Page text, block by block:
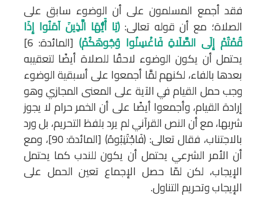
فقد أجمع المسلمون على أن الوضوء سابق على
الصلاة؛ مع أن قوله تعالى: ﴿يَا أَيُّهَا الَّذِينَ آمَنُوا إِذَا
قُمْتُمْ إِلَى الصَّلَاةِ فَاغْسِلُوا وُجُوهَكُمْ﴾
[المائدة: 6]
يحتمل أن يكون الوضوء لاحقًا للصلاة أيضًا لتعقيبه
بعدها بالفاء، لكنهم لمَّا أجمعوا على أسبقية الوضوء
وجب حمل القيام في الآية على المعنى المجازي وهو
إرادة القيام، وأجمعوا أيضًا على أن الخمر حرام لا يجوز
شربها، مع أن النص القرآني لم يرد بلفظ التحريم، بل ورد
بالاجتناب، فقال تعالى: ﴿فَاجْتَنِبُوهُ﴾ [المائدة: 90]، ومع
أن الأمر الشرعي يحتمل أن يكون للندب كما يحتمل
الإيجاب، لكن لمّا حصل الإجماع تعين الحمل على
الإيجاب وتحريم التناول.